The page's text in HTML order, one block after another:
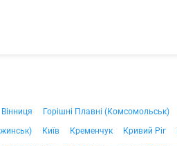
Вінниця Горішні Плавні (Комсомольськ)
Київ Кременчук Кривий Ріг